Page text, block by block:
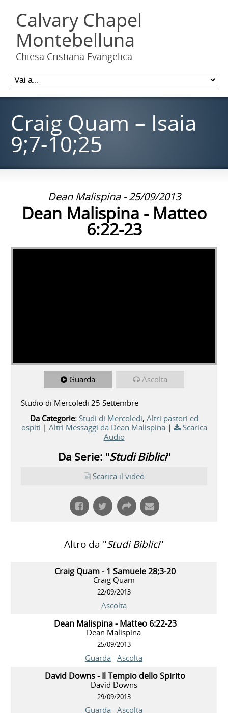
Calvary Chapel
Montebelluna
Chiesa Cristiana Evangelica
Craig Quam – Isaia
9;7-10;25
Dean Malispina - 25/09/2013
Dean Malispina - Matteo
6:22-23
Guarda Ascolta
Studio di Mercoledi 25 Settembre
Da Categorie: Studi di Mercoledi, Altri pastori ed
ospiti | Altri Messaggi da Dean Malispina |
Scarica
Audio
Da Serie: "Studi Biblici"
Scarica il video
Altro da "Studi Biblici"
Craig Quam - 1 Samuele 28;3-20
Craig Quam
22/09/2013
Ascolta
Dean Malispina - Matteo 6:22-23
Dean Malispina
25/09/2013
Guarda Ascolta
David Downs - Il Tempio dello Spirito
David Downs
29/09/2013
Guarda Ascolta